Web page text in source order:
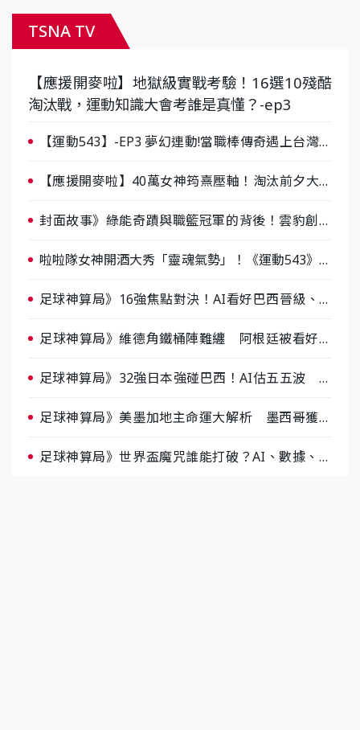
TSNA TV
【應援開麥啦】地獄級實戰考驗！16選10殘酷
淘汰戰，運動知識大會考誰是真懂？-ep3
【運動543】-EP3 夢幻連動!當職棒傳奇遇上台灣女
【應援開麥啦】40萬女神筠熹壓軸！淘汰前夕大混
封面故事》綠能奇蹟與職籃冠軍的背後！雲豹創辦
啦啦隊女神開酒大秀「靈魂氣勢」！《運動543》微
足球神算局》16強焦點對決！AI看好巴西晉級、數
足球神算局》維德角鐵桶陣難纏 阿根廷被看好下
足球神算局》32強日本強碰巴西！AI估五五波 牛
足球神算局》美墨加地主命運大解析 墨西哥獲數
足球神算局》世界盃魔咒誰能打破？AI、數據、塔